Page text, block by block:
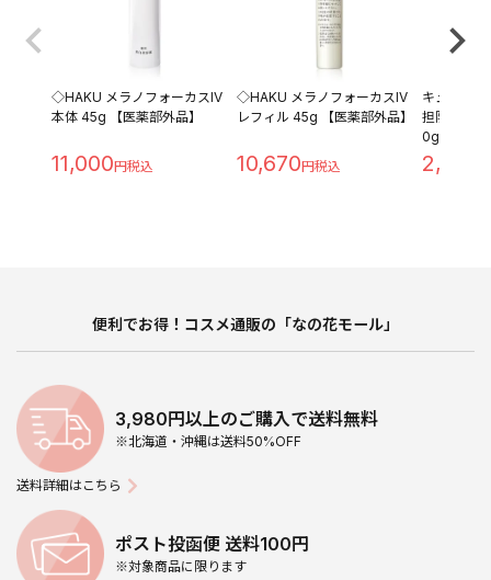
◇HAKU メラノフォーカスIV
本体 45g 【医薬部外品】
11,000
◇HAKU メラノフォーカスIV
レフィル 45g 【医薬部外品】
10,670
キュレル
担防止ベ
0g
2,280
便利でお得！コスメ通販の「なの花モール」
3,980円以上のご購入で送料無料
※北海道・沖縄は送料50%OFF
送料詳細はこちら
ポスト投函便 送料100円
※対象商品に限ります